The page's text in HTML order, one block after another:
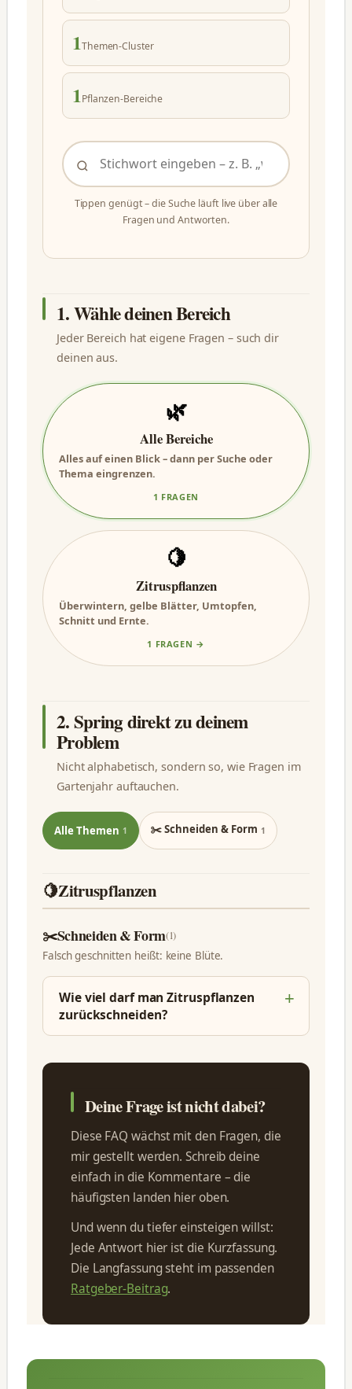
1Themen-Cluster
1Pflanzen-Bereiche
Tippen genügt – die Suche läuft live über alle
Fragen und Antworten.
1. Wähle deinen Bereich
Jeder Bereich hat eigene Fragen – such dir
deinen aus.
🌿
Alle Bereiche
Alles auf einen Blick – dann per Suche oder
Thema eingrenzen.
1 FRAGEN
🍋
Zitruspflanzen
Überwintern, gelbe Blätter, Umtopfen,
Schnitt und Ernte.
1 FRAGEN →
2. Spring direkt zu deinem
Problem
Nicht alphabetisch, sondern so, wie Fragen im
Gartenjahr auftauchen.
Alle Themen 1 ✂️ Schneiden & Form 1
🍋Zitruspflanzen
✂️Schneiden & Form(1)
Falsch geschnitten heißt: keine Blüte.
Wie viel darf man Zitruspflanzen
zurückschneiden?
Deine Frage ist nicht dabei?
Diese FAQ wächst mit den Fragen, die
mir gestellt werden. Schreib deine
einfach in die Kommentare – die
häufigsten landen hier oben.
Und wenn du tiefer einsteigen willst:
Jede Antwort hier ist die Kurzfassung.
Die Langfassung steht im passenden
Ratgeber-Beitrag.